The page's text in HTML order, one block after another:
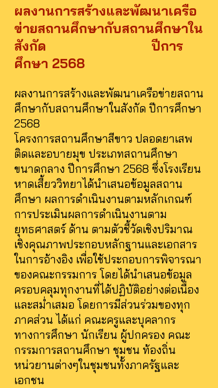
ผลงานการสร้างและพัฒนาเครือ
ข่ายสถานศึกษากับสถานศึกษาใน
สังกัด ปีการ
ศึกษา 2568
ผลงานการสร้างและพัฒนาเครือข่ายสถาน
ศึกษากับสถานศึกษาในสังกัด ปีการศึกษา
2568
โครงการสถานศึกษาสีขาว ปลอดยาเสพ
ติดและอบายมุข ประเภทสถานศึกษา
ขนาดกลาง ปีการศึกษา 2568 ซึ่งโรงเรียน
หาดเสี้ยววิทยาได้นำเสนอข้อมูลสถาน
ศึกษา ผลการดำเนินงานตามหลักเกณฑ์
การประเมินผลการดำเนินงานตาม
ยุทธศาสตร์ ด้าน ตามตัวชี้วัดเชิงปริมาณ
เชิงคุณภาพประกอบหลักฐานและเอกสาร
ในการอ้างอิง เพื่อใช้ประกอบการพิจารณา
ของคณะกรรมการ โดยได้นำเสนอข้อมูล
ครอบคลุมทุกงานที่ได้ปฏิบัติอย่างต่อเนื่อง
และสม่ำเสมอ โดยการมีส่วนร่วมของทุก
ภาคส่วน ได้แก่ คณะครูและบุคลากร
ทางการศึกษา นักเรียน ผู้ปกครอง คณะ
กรรมการสถานศึกษา ชุมชน ท้องถิ่น
หน่วยานต่างๆในชุมชนทั้งภาครัฐและ
เอกชน